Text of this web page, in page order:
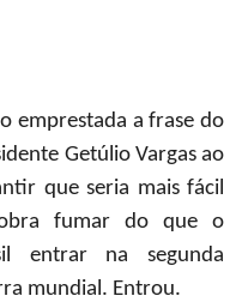
emprestada a frase do
Getúlio Vargas ao
que seria mais fácil
fumar do que o
entrar na segunda
mundial. Entrou.